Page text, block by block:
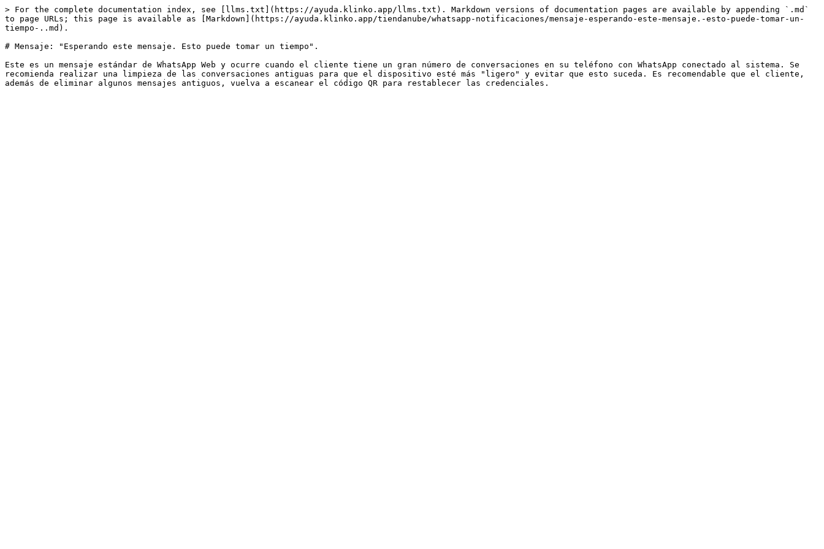
> For the complete documentation index, see [llms.txt](https://ayuda.klinko.app/llms.txt). Markdown versions of documentation pages are available by appending `.md`
to page URLs; this page is available as [Markdown](https://ayuda.klinko.app/tiendanube/whatsapp-notificaciones/mensaje-esperando-este-mensaje.-esto-puede-tomar-un-
tiempo-..md).
# Mensaje: "Esperando este mensaje. Esto puede tomar un tiempo".
Este es un mensaje estándar de WhatsApp Web y ocurre cuando el cliente tiene un gran número de conversaciones en su teléfono con WhatsApp conectado al sistema. Se
recomienda realizar una limpieza de las conversaciones antiguas para que el dispositivo esté más "ligero" y evitar que esto suceda. Es recomendable que el cliente,